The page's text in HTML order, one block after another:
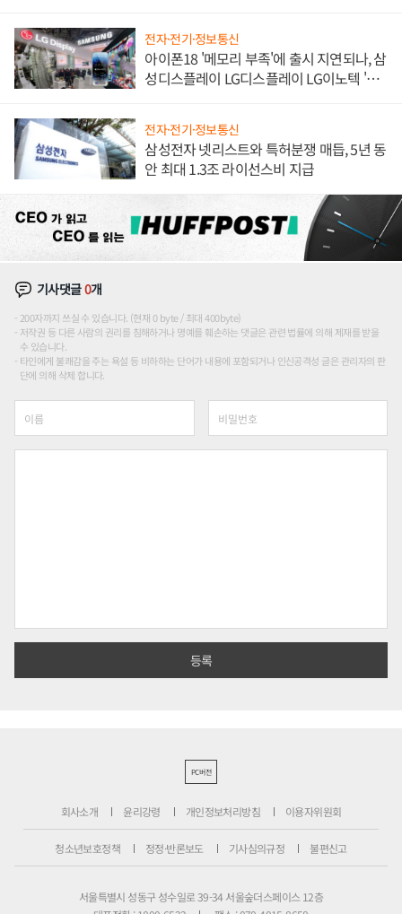
전자·전기·정보통신
아이폰18 '메모리 부족'에 출시 지연되나, 삼
성디스플레이 LG디스플레이 LG이노텍 '탈
전자·전기·정보통신
삼성전자 넷리스트와 특허분쟁 매듭, 5년 동
안 최대 1.3조 라이선스비 지급
기사댓글0개
200자까지 쓰실 수 있습니다. (현재 0 byte / 최대 400byte)
저작권 등 다른 사람의 권리를 침해하거나 명예를 훼손하는 댓글은 관련 법률에 의해 제재를 받을
수 있습니다.
타인에게 불쾌감을 주는 욕설 등 비하하는 단어가 내용에 포함되거나 인신공격성 글은 관리자의 판
단에 의해 삭제 합니다.
PC버전
회사소개 윤리강령 개인정보처리방침 이용자위원회
청소년보호정책 정정·반론보도 기사심의규정 불편신고
서울특별시 성동구 성수일로 39-34 서울숲더스페이스 12층